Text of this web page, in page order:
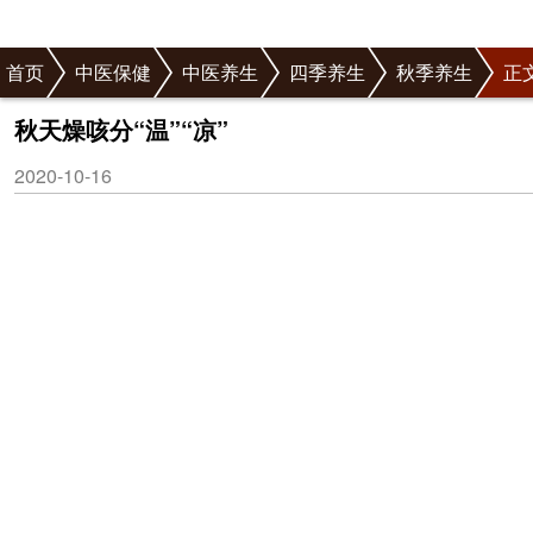
首页 中医保健 中医养生 四季养生 秋季养生 正
秋天燥咳分“温”“凉”
2020-10-16